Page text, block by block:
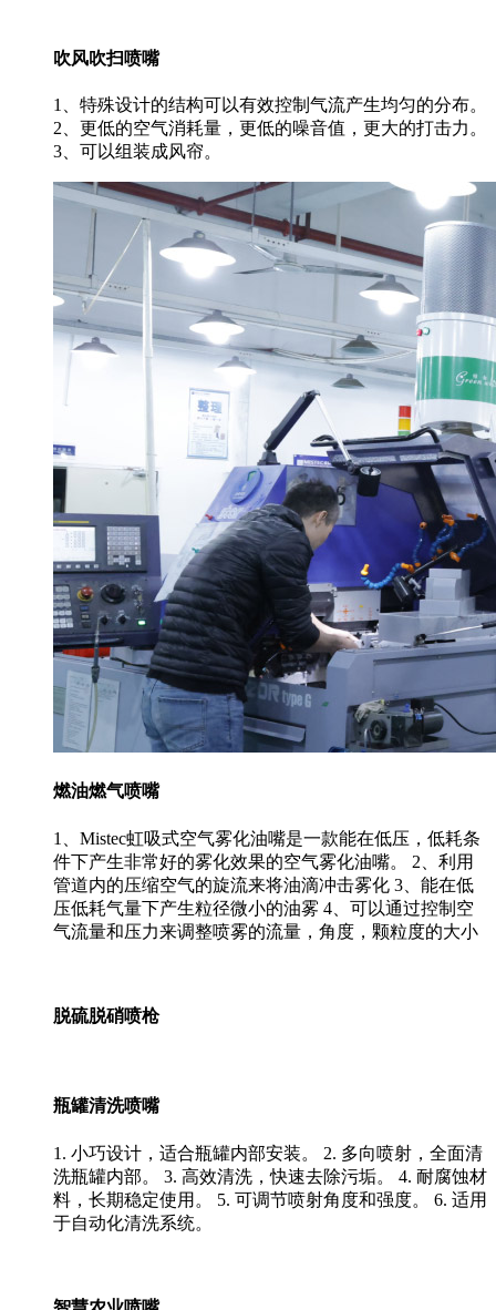
吹风吹扫喷嘴
1、特殊设计的结构可以有效控制气流产生均匀的分布。
2、更低的空气消耗量，更低的噪音值，更大的打击力。
3、可以组装成风帘。
燃油燃气喷嘴
1、Mistec虹吸式空气雾化油嘴是一款能在低压，低耗条
件下产生非常好的雾化效果的空气雾化油嘴。 2、利用
管道内的压缩空气的旋流来将油滴冲击雾化 3、能在低
压低耗气量下产生粒径微小的油雾 4、可以通过控制空
气流量和压力来调整喷雾的流量，角度，颗粒度的大小
脱硫脱硝喷枪
瓶罐清洗喷嘴
1. 小巧设计，适合瓶罐内部安装。 2. 多向喷射，全面清
洗瓶罐内部。 3. 高效清洗，快速去除污垢。 4. 耐腐蚀材
料，长期稳定使用。 5. 可调节喷射角度和强度。 6. 适用
于自动化清洗系统。